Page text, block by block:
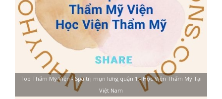
Top Thẩm Mỹ Viện - Spa trị mụn lưng quận 1 - Học Viện Thẩm Mỹ Tại
Việt Nam